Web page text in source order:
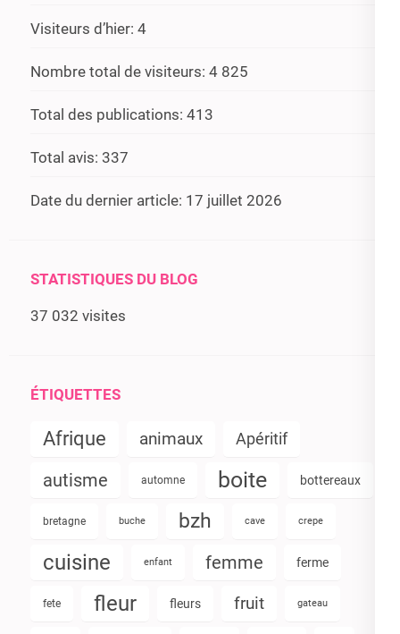
Visiteurs d’hier: 4
Nombre total de visiteurs: 4 825
Total des publications: 413
Total avis: 337
Date du dernier article: 17 juillet 2026
STATISTIQUES DU BLOG
37 032 visites
ÉTIQUETTES
Afrique animaux Apéritif
autisme automne boite bottereaux
bretagne buche bzh cave crepe
cuisine enfant femme ferme
fete fleur fleurs fruit gateau